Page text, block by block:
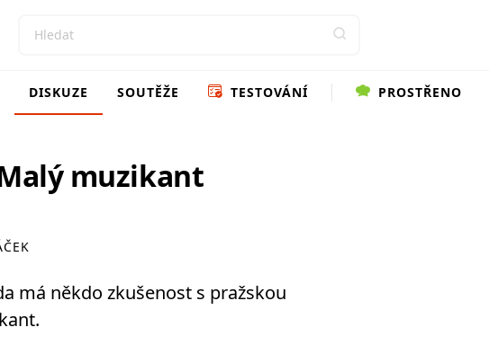
DISKUZE SOUTĚŽE TESTOVÁNÍ PROSTŘENO
muzikant
má někdo zkušenost s pražskou